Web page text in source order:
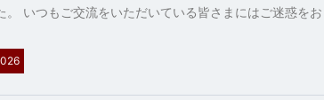
。 いつもご交流をいただいている皆さまにはご迷惑をお